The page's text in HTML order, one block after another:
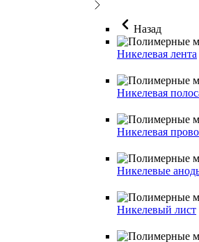
Назад
Никелевая лента
Никелевая
Никелевая
Никелевые
Никелевый лист